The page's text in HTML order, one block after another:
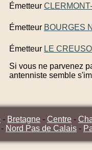
Émetteur
Émetteur BOURGES
Émetteur LE
Si vous ne parvenez
antenniste semble
- Bretagne - Centre -
- Nord Pas de Calais -